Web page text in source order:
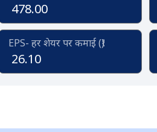
478.00
EPS- हर शेयर पर कमाई (₹)
26.10